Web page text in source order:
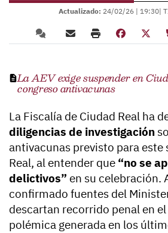
Actualizado: 24/02/26 | 19:30|
La AEV exige suspender en
congreso antivacunas
La Fiscalía de Ciudad Real ha
diligencias de investigación
antivacunas previsto para este
Real, al entender que “no se
delictivos” en su celebración.
confirmado fuentes del
descartan recorrido penal en
polémica generada en los